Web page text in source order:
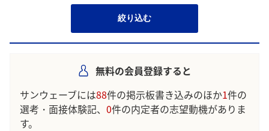
絞り込む
無料の会員登録すると
サンウェーブには88件の掲示板書き込みのほか1件の
選考・面接体験記、 0件の内定者の志望動機がありま
す。